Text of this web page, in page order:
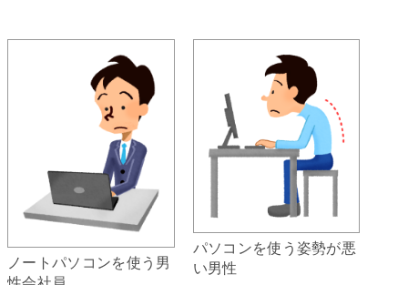
ノートパソコンを使う男
パソコンを使う姿勢が悪
い男性